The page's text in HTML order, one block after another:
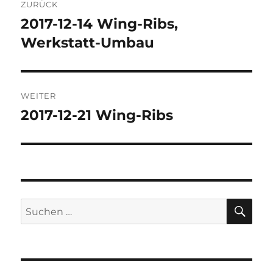
ZURÜCK
Vorheriger
Beitrag:
2017-12-14 Wing-Ribs,
Werkstatt-Umbau
WEITER
Nächster
2017-12-21 Wing-Ribs
Suchen
nach: